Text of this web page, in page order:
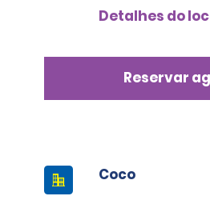
Detalhes do
Reservar
Coco